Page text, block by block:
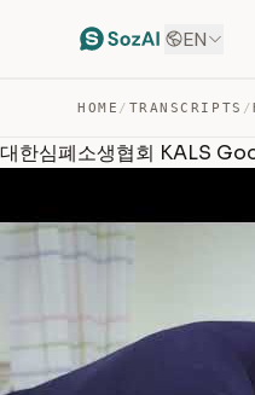
EN
HOME / TRANSCRIPTS /
대한심폐소생협회 KALS